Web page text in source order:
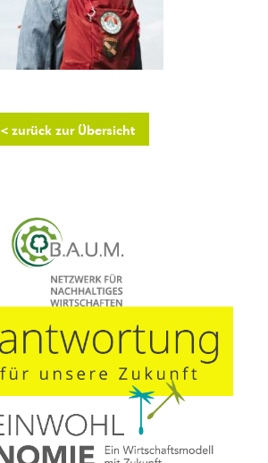
< zurück zur Übersicht